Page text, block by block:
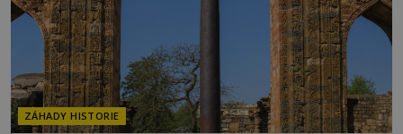
ZÁHADY HISTORIE